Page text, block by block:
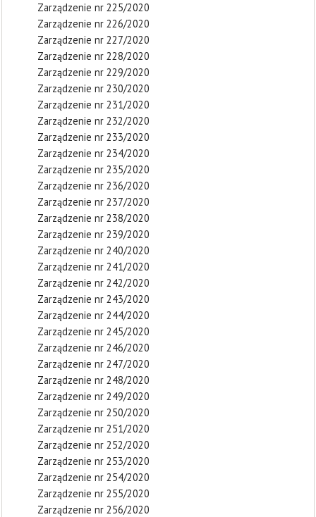
Zarządzenie nr 225/2020
Zarządzenie nr 226/2020
Zarządzenie nr 227/2020
Zarządzenie nr 228/2020
Zarządzenie nr 229/2020
Zarządzenie nr 230/2020
Zarządzenie nr 231/2020
Zarządzenie nr 232/2020
Zarządzenie nr 233/2020
Zarządzenie nr 234/2020
Zarządzenie nr 235/2020
Zarządzenie nr 236/2020
Zarządzenie nr 237/2020
Zarządzenie nr 238/2020
Zarządzenie nr 239/2020
Zarządzenie nr 240/2020
Zarządzenie nr 241/2020
Zarządzenie nr 242/2020
Zarządzenie nr 243/2020
Zarządzenie nr 244/2020
Zarządzenie nr 245/2020
Zarządzenie nr 246/2020
Zarządzenie nr 247/2020
Zarządzenie nr 248/2020
Zarządzenie nr 249/2020
Zarządzenie nr 250/2020
Zarządzenie nr 251/2020
Zarządzenie nr 252/2020
Zarządzenie nr 253/2020
Zarządzenie nr 254/2020
Zarządzenie nr 255/2020
Zarządzenie nr 256/2020